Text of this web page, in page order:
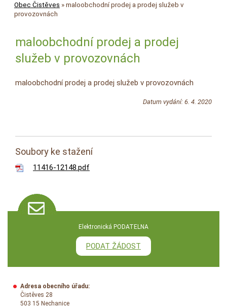
Obec Čistěves »maloobchodní prodej a prodej služeb v
provozovnách
maloobchodní prodej a prodej
služeb v provozovnách
maloobchodní prodej a prodej služeb v provozovnách
Datum vydání: 6. 4. 2020
Soubory ke stažení
11416-12148.pdf
Elektronická PODATELNA
PODAT ŽÁDOST
Adresa obecního úřadu:
Čistěves 28
503 15 Nechanice